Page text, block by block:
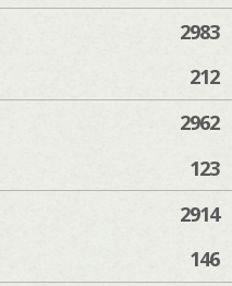
2983
212
2962
123
2914
146